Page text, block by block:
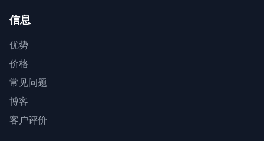
信息
优势
价格
常见问题
博客
客户评价